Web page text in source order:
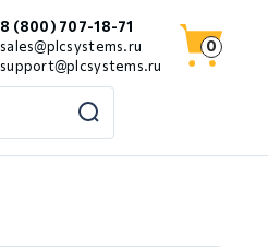
8 (800) 707-18-71
sales@plcsystems.ru
support@plcsystems.ru
0